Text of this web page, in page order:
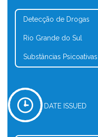
Detecção de Drogas
Rio Grande do Sul
Substâncias Psicoativas
DATE ISSUED